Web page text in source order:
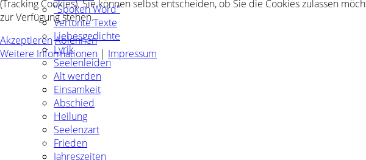
"Spoken Word"
Vertonte Texte
Liebesgedichte
Lyrik
Seelenleiden
Alt werden
Einsamkeit
Abschied
Heilung
Seelenzart
Frieden
Jahreszeiten
(Tracking Cookies). Sie können selbst entscheiden, ob Sie die Cookies zulassen
zur Verfügung stehen.
AkzeptierenAblehnen
Weitere Informationen | Impressum